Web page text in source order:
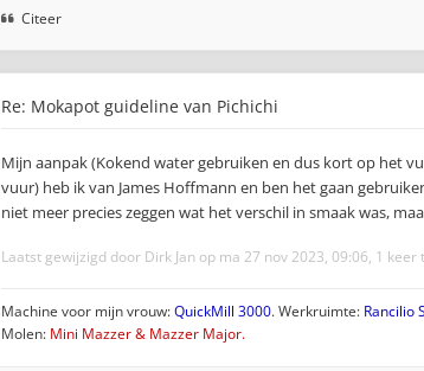
Citeer
Re: Mokapot guideline van Pichichi
Mijn aanpak (Kokend water gebruiken en dus kort op het
vuur) heb ik van James Hoffmann en ben het gaan
niet meer precies zeggen wat het verschil in smaak was,
Laatst gewijzigd door Dirk Jan op ma 27 nov 2023, 09:06, 1 keer
Machine voor mijn vrouw:QuickMill 3000. Werkruimte: Rancilio
Molen: Mini Mazzer & Mazzer Major.